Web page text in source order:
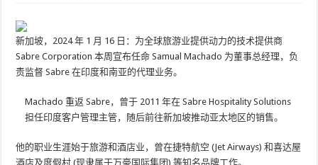
新加坡，2024 年 1 月 16 日：为全球旅游业提供动力的技术提供商
Sabre Corporation 本周宣布任命 Samual Machado 为董事总经理，负
责监督 Sabre 在印度和南亚的代理业务。
Machado 重返 Sabre，曾于 2011 年在 Sabre Hospitality Solutions
担任印度客户管理主管，随后前往新加坡推动亚太地区的销售。
他的职业生涯始于旅游和酒店业，曾在捷特航空 (Jet Airways) 和喜达屋
酒店及度假村 (现隶属于万豪国际集团) 等知名品牌工作。